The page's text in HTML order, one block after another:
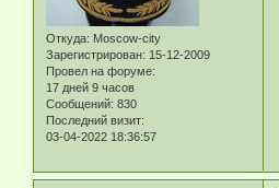
Откуда: Moscow-city
Зарегистрирован: 15-12-2009
Провел на форуме:
17 дней 9 часов
Сообщений: 830
Последний визит:
03-04-2022 18:36:57